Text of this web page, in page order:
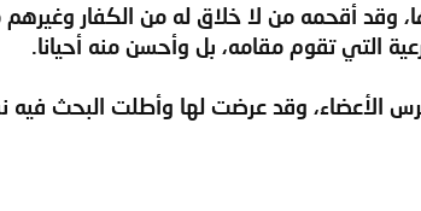
وقد أقحمه من لا خلاق له من الكفار
التي تقوم مقامه، بل وأحسن منه أحيانا.